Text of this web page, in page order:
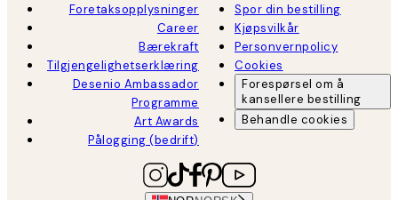
Foretaksopplysninger
Career
Bærekraft
Tilgjengelighetserklæring
Desenio Ambassador
Programme
Art Awards
Pålogging (bedrift)
Spor din bestilling
Kjøpsvilkår
Personvernpolicy
Cookies
Forespørsel om å
kansellere bestilling
Behandle cookies